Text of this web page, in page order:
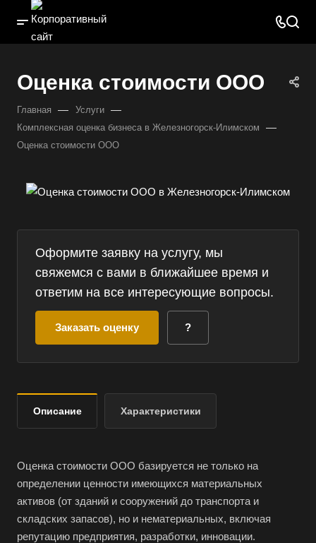
Оценка стоимости ООО
Главная — Услуги —
Комплексная оценка бизнеса в Железногорск-Илимском —
Оценка стоимости ООО
Оформите заявку на услугу, мы
свяжемся с вами в ближайшее время и
ответим на все интересующие вопросы.
Заказать оценку ?
Описание Характеристики
Оценка стоимости ООО базируется не только на
определении ценности имеющихся материальных
активов (от зданий и сооружений до транспорта и
складских запасов), но и нематериальных, включая
репутацию предприятия, разработки, инновации.